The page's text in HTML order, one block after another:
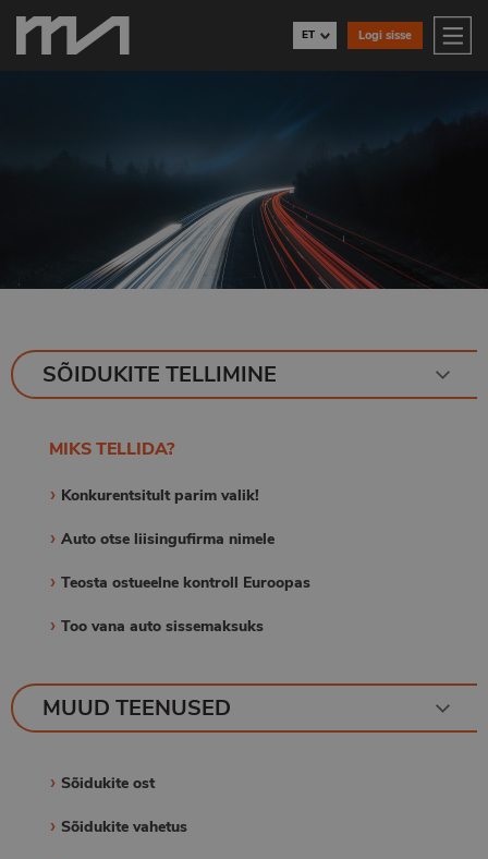
ET Logi sisse
SÕIDUKITE TELLIMINE
MIKS TELLIDA?
Konkurentsitult parim valik!
Auto otse liisingufirma nimele
Teosta ostueelne kontroll Euroopas
Too vana auto sissemaksuks
MUUD TEENUSED
Sõidukite ost
Sõidukite vahetus